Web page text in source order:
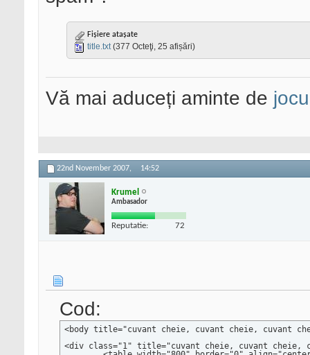
Fișiere atașate
title.txt (377 Octeţi, 25 afișări)
Vă mai aduceți aminte de
22nd November 2007, 14:52
Krumel
Ambasador
Reputatie: 72
Cod:
<body title="cuvant cheie, cuvant cheie, cuvant
<div class="1" title="cuvant cheie, cuvant cheie,